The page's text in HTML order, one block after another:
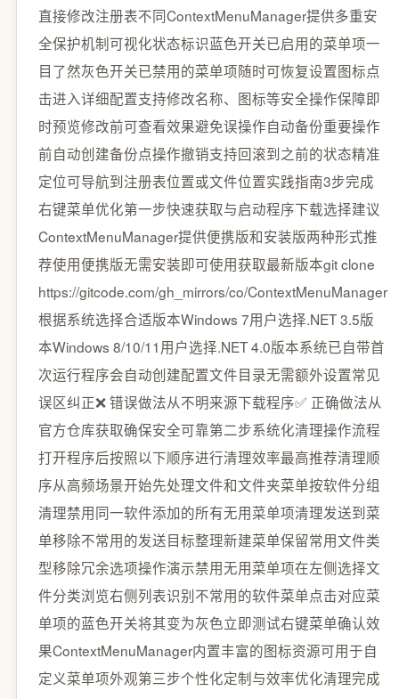
直接修改注册表不同ContextMenuManager提供多重安
全保护机制可视化状态标识蓝色开关已启用的菜单项一
目了然灰色开关已禁用的菜单项随时可恢复设置图标点
击进入详细配置支持修改名称、图标等安全操作保障即
时预览修改前可查看效果避免误操作自动备份重要操作
前自动创建备份点操作撤销支持回滚到之前的状态精准
定位可导航到注册表位置或文件位置实践指南3步完成
右键菜单优化第一步快速获取与启动程序下载选择建议
ContextMenuManager提供便携版和安装版两种形式推
荐使用便携版无需安装即可使用获取最新版本git clone
https://gitcode.com/gh_mirrors/co/ContextMenuManager
根据系统选择合适版本Windows 7用户选择.NET 3.5版
本Windows 8/10/11用户选择.NET 4.0版本系统已自带首
次运行程序会自动创建配置文件目录无需额外设置常见
误区纠正❌ 错误做法从不明来源下载程序✅ 正确做法从
官方仓库获取确保安全可靠第二步系统化清理操作流程
打开程序后按照以下顺序进行清理效率最高推荐清理顺
序从高频场景开始先处理文件和文件夹菜单按软件分组
清理禁用同一软件添加的所有无用菜单项清理发送到菜
单移除不常用的发送目标整理新建菜单保留常用文件类
型移除冗余选项操作演示禁用无用菜单项在左侧选择文
件分类浏览右侧列表识别不常用的软件菜单点击对应菜
单项的蓝色开关将其变为灰色立即测试右键菜单确认效
果ContextMenuManager内置丰富的图标资源可用于自
定义菜单项外观第三步个性化定制与效率优化清理完成